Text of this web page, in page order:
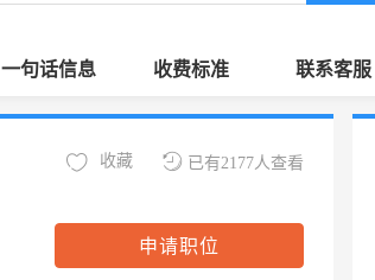
一句话信息 收费标准 联系客服
已有2177人查看
收藏
申请职位